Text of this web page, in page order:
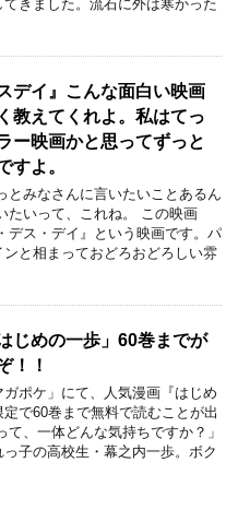
てきました。流石に外は寒かった
デイ』こんな面白い映画
教えてくれよ。私はてっ
ー映画かと思ってずっと
すよ。
とみなさんに言いたいことあるん
たいって、これね。 この映画
デス・デイ』という映画です。パ
ンと相まっておどろおどろしい雰
じめの一歩」60巻までが
！！
ポケ」にて、人気漫画『はじめ
で60巻まで無料で読むことが出
て、一体どんな気持ちですか？」
っ子の高校生・幕之内一歩。ボク